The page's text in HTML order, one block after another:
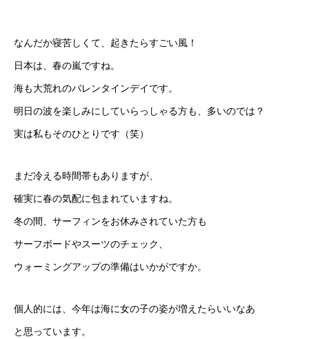
なんだか寝苦しくて、起きたらすごい風！
日本は、春の嵐ですね。
海も大荒れのバレンタインデイです。
明日の波を楽しみにしていらっしゃる方も、多いのでは？
実は私もそのひとりです（笑）
まだ冷える時間帯もありますが、
確実に春の気配に包まれていますね。
冬の間、サーフィンをお休みされていた方も
サーフボードやスーツのチェック、
ウォーミングアップの準備はいかがですか。
個人的には、今年は海に女の子の姿が増えたらいいなあ
と思っています。